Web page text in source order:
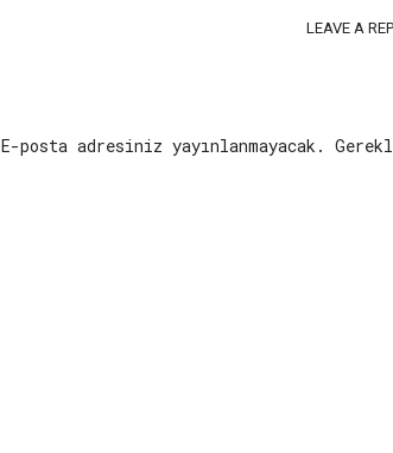
LEAVE A
E-posta adresiniz yayınlanmayacak.